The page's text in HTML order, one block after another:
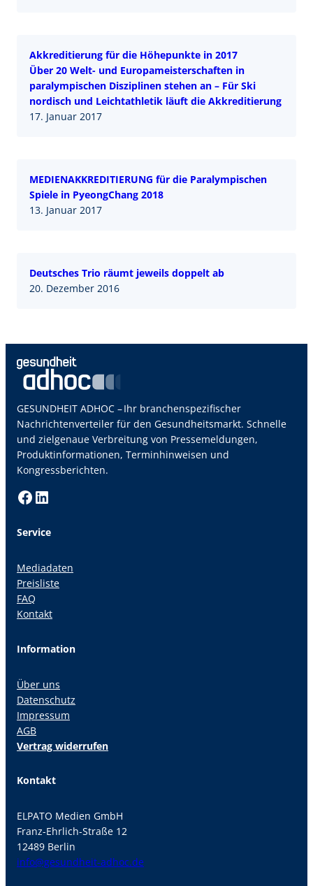
Akkreditierung für die Höhepunkte in 2017
Über 20 Welt- und Europameisterschaften in
paralympischen Disziplinen stehen an – Für Ski
nordisch und Leichtathletik läuft die Akkreditierung
17. Januar 2017
MEDIENAKKREDITIERUNG für die Paralympischen
Spiele in PyeongChang 2018
13. Januar 2017
Deutsches Trio räumt jeweils doppelt ab
20. Dezember 2016
GESUNDHEIT ADHOC – Ihr branchenspezifischer
Nachrichtenverteiler für den Gesundheitsmarkt. Schnelle
und zielgenaue Verbreitung von Pressemeldungen,
Produktinformationen, Terminhinweisen und
Kongressberichten.
Facebook LinkedIn
Service
Mediadaten
Preisliste
FAQ
Kontakt
Information
Über uns
Datenschutz
Impressum
AGB
Vertrag widerrufen
Kontakt
ELPATO Medien GmbH
Franz-Ehrlich-Straße 12
12489 Berlin
info@gesundheit-adhoc.de